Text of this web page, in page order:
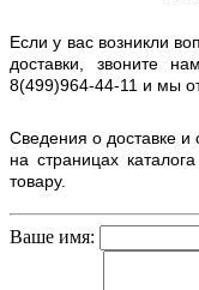
Если у вас возникли
доставки, звоните
8(499)964-44-11 и мы
Сведения о доставке и
на страницах
товару.
Ваше имя: